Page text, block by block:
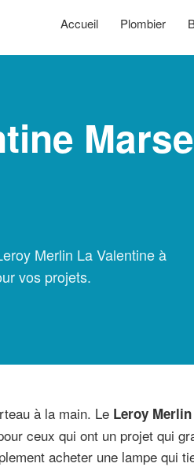
Accueil Plombier
Merlin La Valentine à
vos projets.
à la main. Le Leroy
ceux qui ont un projet qui
acheter une lampe qui